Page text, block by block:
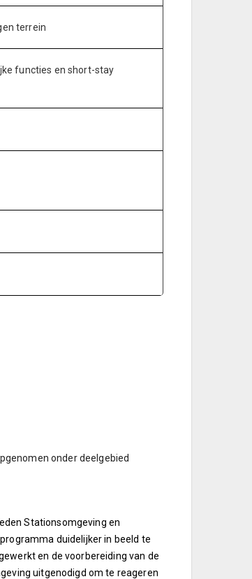
terrein
functies en short-stay
onder deelgebied
Stationsomgeving en
duidelijker in beeld te
en de voorbereiding van de
uitgenodigd om te reageren